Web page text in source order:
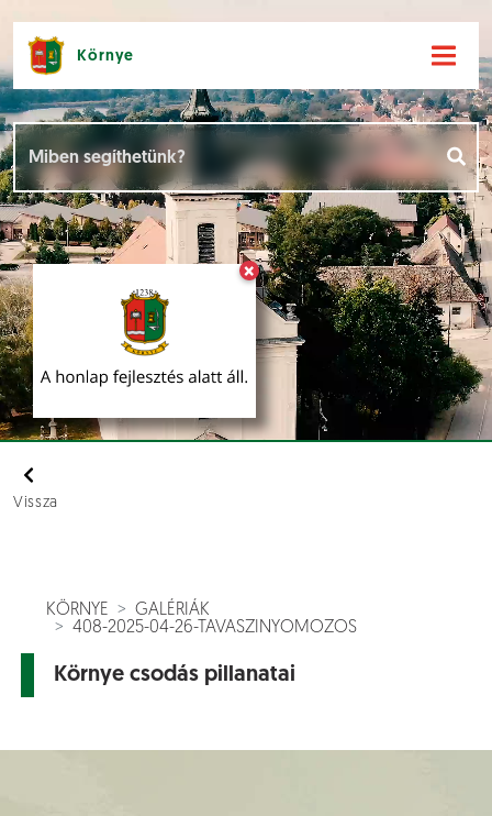
×
Környe
Vissza
KÖRNYE
GALÉRIÁK
408-2025-04-26-TAVASZINYOMOZOS
Környe csodás pillanatai
Hírek [
Események []
Dokumentumok []
Aloldalak [ ]